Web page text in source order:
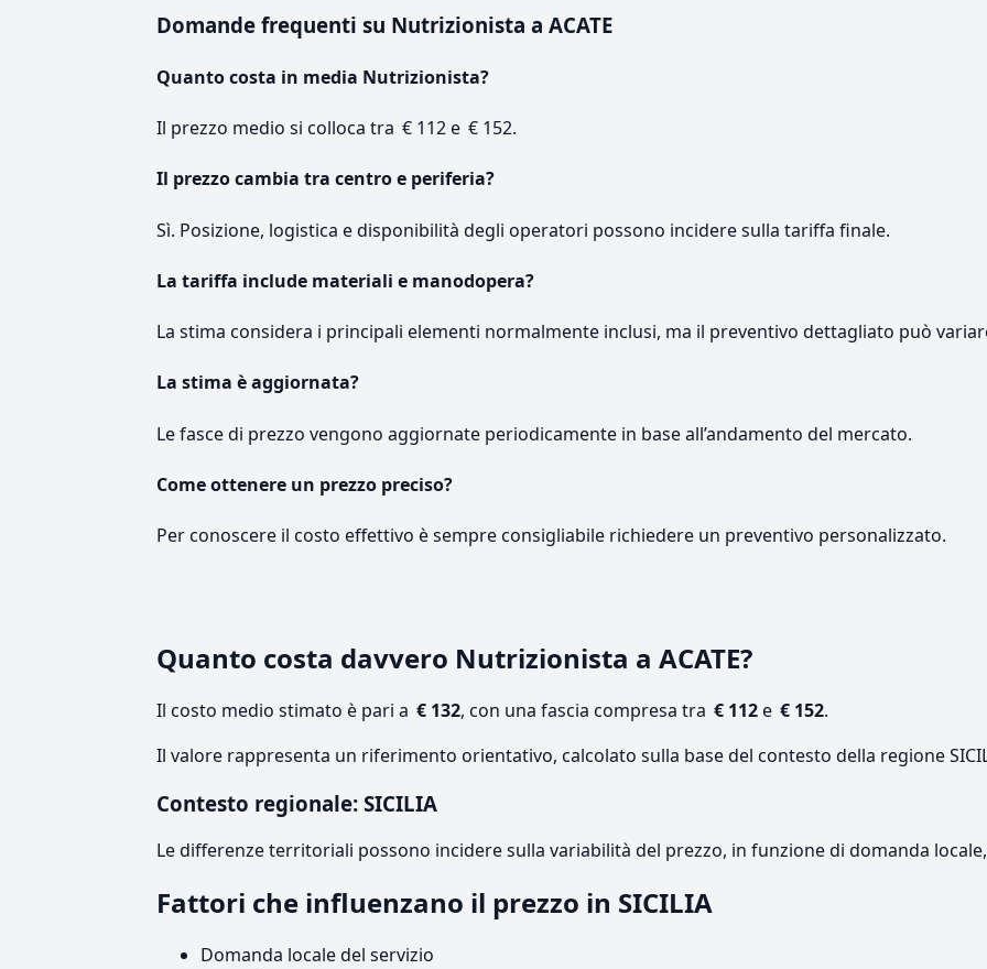
Domande frequenti su Nutrizionista a ACATE
Quanto costa in media Nutrizionista?
Il prezzo medio si colloca tra € 112 e € 152.
Il prezzo cambia tra centro e periferia?
Sì. Posizione, logistica e disponibilità degli operatori possono incidere sulla tariffa finale.
La tariffa include materiali e manodopera?
La stima considera i principali elementi normalmente inclusi, ma il preventivo dettagliato può
La stima è aggiornata?
Le fasce di prezzo vengono aggiornate periodicamente in base all’andamento del mercato.
Come ottenere un prezzo preciso?
Per conoscere il costo effettivo è sempre consigliabile richiedere un preventivo personalizzato.
Quanto costa davvero Nutrizionista a ACATE?
Il costo medio stimato è pari a € 132, con una fascia compresa tra € 112e € 152.
Il valore rappresenta un riferimento orientativo, calcolato sulla base del contesto della regione
Contesto regionale: SICILIA
Le differenze territoriali possono incidere sulla variabilità del prezzo, in funzione di domanda
Fattori che influenzano il prezzo in SICILIA
Domanda locale del servizio